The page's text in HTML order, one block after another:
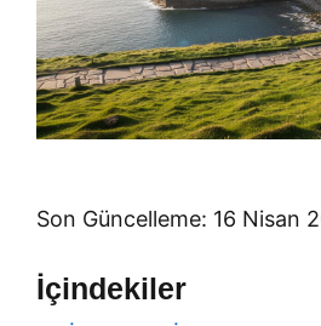
Son Güncelleme: 16 Nisan
İçindekiler